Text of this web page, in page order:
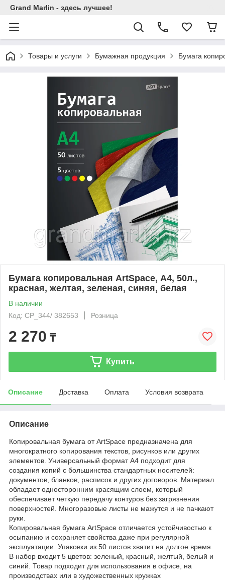
Grand Marlin - здесь лучшее!
Товары и услуги Бумажная продукция Бумага
Бумага копировальная ArtSpace, А4, 50л.,
красная, желтая, зеленая, синяя, белая
В наличии
Код: CP_344/ 382653
Розница
2 270 ₸
Купить
Описание Доставка Оплата Условия возврата
Описание
Копировальная бумага от ArtSpace предназначена для
многократного копирования текстов, рисунков или других
элементов. Универсальный формат А4 подходит для
создания копий с большинства стандартных носителей:
документов, бланков, расписок и других договоров. Материал
обладает односторонним красящим слоем, который
обеспечивает четкую передачу контуров без загрязнения
поверхностей. Многоразовые листы не мажутся и не пачкают
руки.
Копировальная бумага ArtSpace отличается устойчивостью к
осыпанию и сохраняет свойства даже при регулярной
эксплуатации. Упаковки из 50 листов хватит на долгое время.
В набор входит 5 цветов: зеленый, красный, желтый, белый и
синий. Товар подходит для использования в офисе, на
производствах или в художественных кружках